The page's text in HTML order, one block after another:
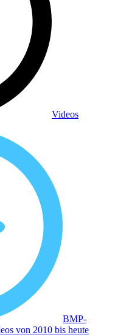
Videos
BMP-
von 2010 bis heute